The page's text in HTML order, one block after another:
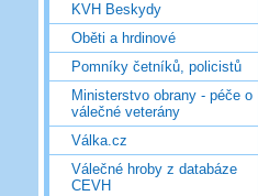
KVH Beskydy
Oběti a hrdinové
Pomníky četníků, policistů
Ministerstvo obrany - péče o
válečné veterány
Válka.cz
Válečné hroby z databáze
CEVH